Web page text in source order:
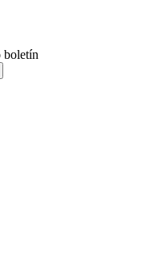
boletín